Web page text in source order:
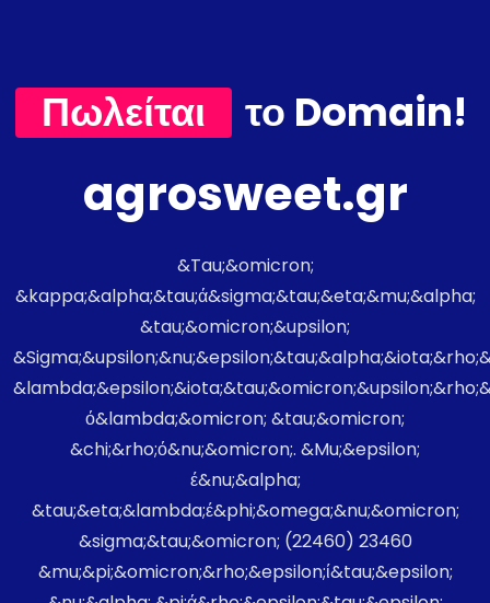
Πωλείται το Domain!
agrosweet.gr
&Tau;&omicron;
&kappa;&alpha;&tau;ά&sigma;&tau;&eta;&mu;&alpha;
&tau;&omicron;&upsilon;
ό&lambda;&omicron; &tau;&omicron;
&chi;&rho;ό&nu;&omicron;. &Mu;&epsilon;
έ&nu;&alpha;
&tau;&eta;&lambda;έ&phi;&omega;&nu;&omicron;
&sigma;&tau;&omicron; (22460) 23460
&mu;&pi;&omicron;&rho;&epsilon;ί&tau;&epsilon;